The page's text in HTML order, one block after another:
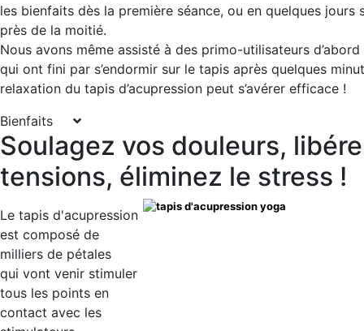
les bienfaits dès la première séance, ou en quelques jours
près de la moitié.
Nous avons même assisté à des primo-utilisateurs
qui ont fini par s’endormir sur le tapis après quelques
relaxation du tapis d’acupression peut s’avérer efficace !
Bienfaits
Soulagez vos douleurs,
tensions, éliminez le stress !
Le tapis d'acupression
est composé de
milliers de pétales
qui vont venir stimuler
tous les points en
contact avec les